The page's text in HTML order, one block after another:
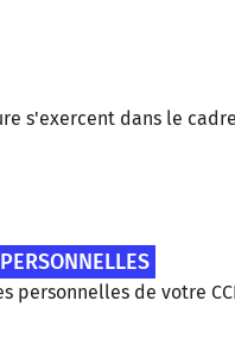
s'exercent dans le
personnelles de votre